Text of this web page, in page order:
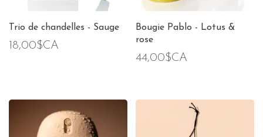
Trio de chandelles - Sauge
18,00$CA
Bougie Pablo - Lotus &
rose
44,00$CA